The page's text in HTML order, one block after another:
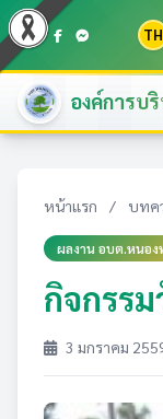
TH
องค์การบ
หน้าแรก / บทค
ผลงาน อบต.หนอง
กิจกรร
3 มกราคม